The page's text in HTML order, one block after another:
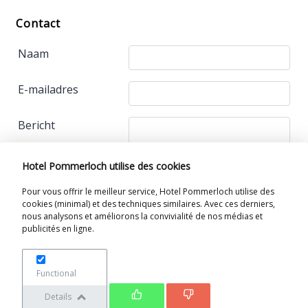
Contact
Naam
E-mailadres
Bericht
Hotel Restaurant Pommerloch SARL
Hotel Pommerloch utilise des cookies
Pour vous offrir le meilleur service, Hotel Pommerloch utilise des
cookies (minimal) et des techniques similaires. Avec ces derniers,
nous analysons et améliorons la convivialité de nos médias et
publicités en ligne.
Functional
Details